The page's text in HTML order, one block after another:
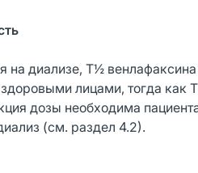
на диализе, Т½
лицами, тогда
дозы необходима
(см. раздел 4.2).